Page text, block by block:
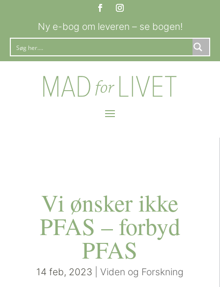
Ny e-bog om leveren – se bogen!
Vi ønsker ikke
PFAS – forbyd
PFAS
14 feb, 2023 Viden og Forskning